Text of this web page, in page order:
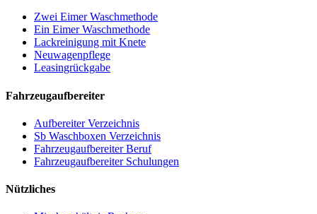
Zwei Eimer Waschmethode
Ein Eimer Waschmethode
Lackreinigung mit Knete
Neuwagenpflege
Leasingrückgabe
Fahrzeugaufbereiter
Aufbereiter Verzeichnis
Sb Waschboxen Verzeichnis
Fahrzeugaufbereiter Beruf
Fahrzeugaufbereiter Schulungen
Nützliches